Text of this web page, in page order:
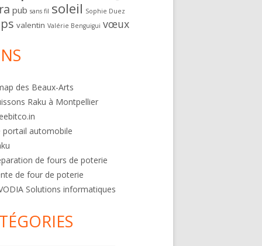
pub sans fil soleil Sophie Duez
valentin Valérie Benguigui vœux
des Beaux-Arts
Raku à Montpellier
portail automobile
de fours de poterie
de four de poterie
Solutions informatiques